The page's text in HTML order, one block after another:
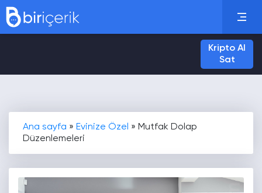
Kripto Al
Sat
Ana sayfa » Evinize Özel » Mutfak Dolap
Düzenlemeleri